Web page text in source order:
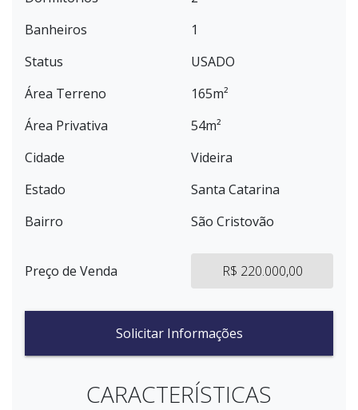
Banheiros
1
Status
USADO
Área Terreno
165m²
Área Privativa
54m²
Cidade
Videira
Estado
Santa Catarina
Bairro
São Cristovão
Preço de Venda R$ 220.000,00
Solicitar Informações
CARACTERÍSTICAS